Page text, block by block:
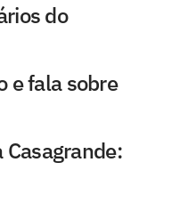
do
e fala sobre